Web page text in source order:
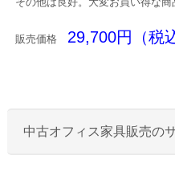
販売価格 29,700円（税
中古オフィス家具販売の